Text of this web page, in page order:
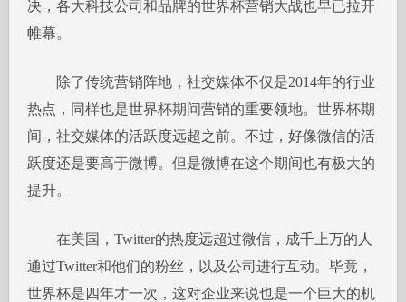
决，各大科技公司和品牌的世界杯营销大战也早已拉开
帷幕。
除了传统营销阵地，社交媒体不仅是2014年的行业
热点，同样也是世界杯期间营销的重要领地。世界杯期
间，社交媒体的活跃度远超之前。不过，好像微信的活
跃度还是要高于微博。但是微博在这个期间也有极大的
提升。
在美国，Twitter的热度远超过微信，成千上万的人
通过Twitter和他们的粉丝，以及公司进行互动。毕竟，
世界杯是四年才一次，这对企业来说也是一个巨大的机